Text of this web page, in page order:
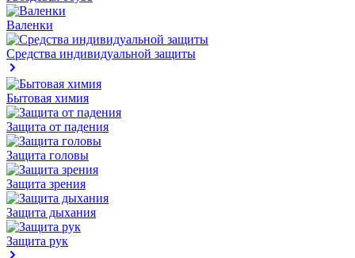
Валенки
Средства индивидуальной защиты
Бытовая химия
Защита от падения
Защита головы
Защита зрения
Защита дыхания
Защита рук